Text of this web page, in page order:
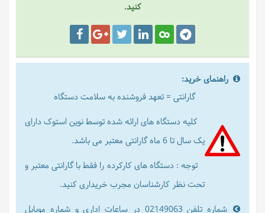
کنید.
راهنمای خرید:
گارانتی = تعهد فروشنده به سلامت دستگاه
کلیه دستگاه های ارائه شده توسط نوین استوک دارای
یک سال تا 6 ماه گارانتی معتبر می باشد.
توجه : دستگاه های کارکرده را فقط با گارانتی معتبر و
تحت نظر کارشناسان مجرب خریداری کنید.
شماره تلفن 02149063 در ساعات اداری و شماره موبایل